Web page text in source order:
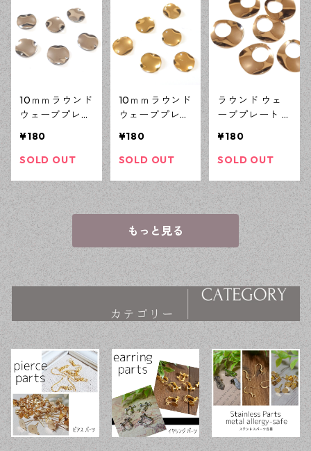
10ｍｍラウンド
ウェーブプレー
ース 鏡面加工
チャーム ハン
【en工房】
¥180
SOLD OUT
10ｍｍラウンド
ウェーブプレー
ース 鏡面加工
チャーム ハン
【en工房】
¥180
SOLD OUT
ラウンド ウェ
ーブプレート K
ース 鏡面加工
チャーム ハン
【en工房】
¥180
SOLD OUT
もっと見る